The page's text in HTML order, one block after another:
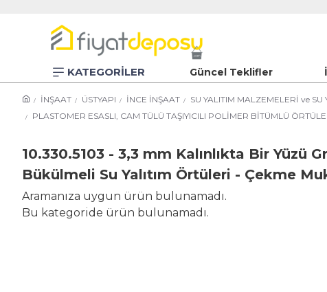
KATEGORİLER Güncel Teklifler
İNŞAAT ÜSTYAPI İNCE İNŞAAT SU YALITIM MALZEMELERİ ve
PLASTOMER ESASLI, CAM TÜLÜ TAŞIYICILI POLİMER BİTÜMLÜ
10.330.5103 - 3,3 mm Kalınlıkta Bir Yüzü
Bükülmeli Su Yalıtım Örtüleri - Çekme
Aramanıza uygun ürün bulunamadı.
Bu kategoride ürün bulunamadı.